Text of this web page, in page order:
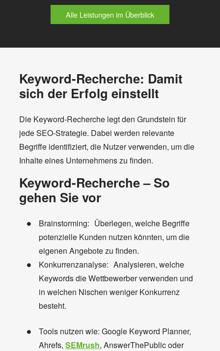
Alle Leistungen im Überblick
Keyword-Recherche: Damit
sich der Erfolg einstellt
Die Keyword-Recherche legt den Grundstein für
jede SEO-Strategie. Dabei werden relevante
Begriffe identifiziert, die Nutzer verwenden, um die
Inhalte eines Unternehmens zu finden.
Keyword-Recherche – So
gehen Sie vor
Brainstorming: Überlegen, welche Begriffe
potenzielle Kunden nutzen könnten, um die
eigenen Angebote zu finden.
Konkurrenzanalyse: Analysieren, welche
Keywords die Wettbewerber verwenden und
in welchen Nischen weniger Konkurrenz
besteht.
Tools nutzen wie: Google Keyword Planner,
Ahrefs, SEMrush, AnswerThePublic oder